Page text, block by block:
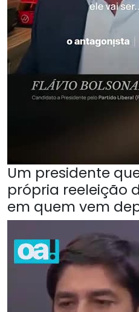
Um presidente
própria reeleição
em quem vem